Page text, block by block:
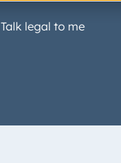
Talk legal to me